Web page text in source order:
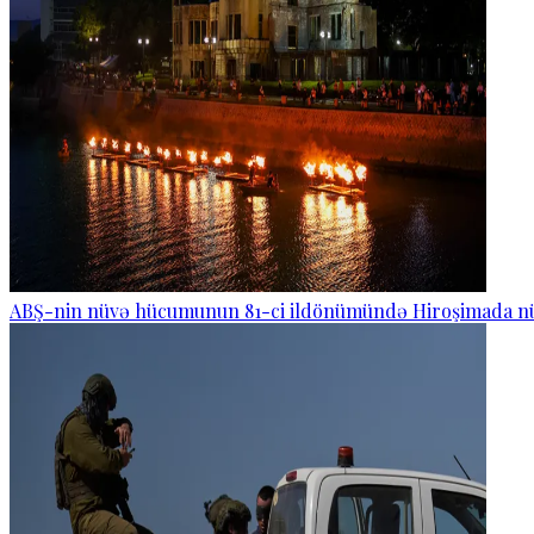
ABŞ-nin nüvə hücumunun 81-ci ildönümündə Hiroşimada